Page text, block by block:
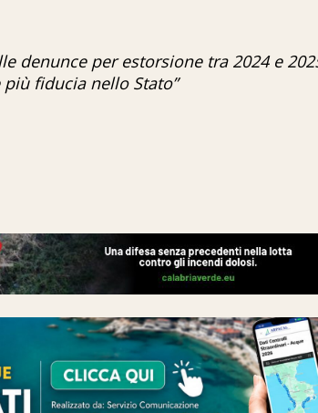
denunce per estorsione tra 2024 e
fiducia nello Stato”